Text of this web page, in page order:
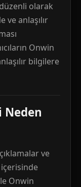
olarak
ve anlaşılır
Onwin
bilgilere
ve
Onwin